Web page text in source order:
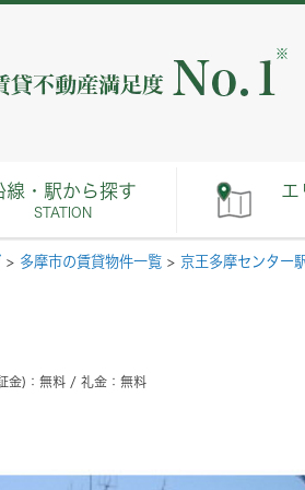
※
線・駅から探す
STATION
エ
> 多摩市の賃貸物件一覧 > 京王多摩センター
金)：無料 / 礼金：無料